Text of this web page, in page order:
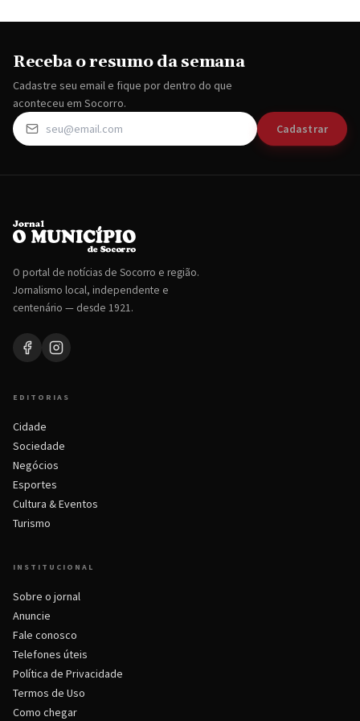
Receba o resumo da semana
Cadastre seu email e fique por dentro do que
aconteceu em Socorro.
Cadastrar
O portal de notícias de Socorro e região.
Jornalismo local, independente e
centenário — desde 1921.
EDITORIAS
Cidade
Sociedade
Negócios
Esportes
Cultura & Eventos
Turismo
INSTITUCIONAL
Sobre o jornal
Anuncie
Fale conosco
Telefones úteis
Política de Privacidade
Termos de Uso
Como chegar